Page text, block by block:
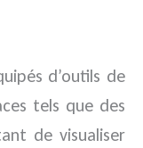
d’outils de
tels que des
de visualiser